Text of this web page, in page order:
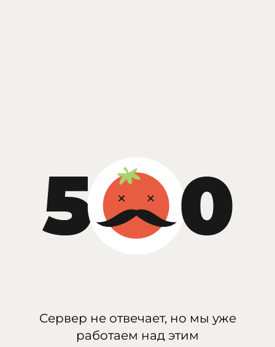
Сервер не отвечает, но мы уже
работаем над этим